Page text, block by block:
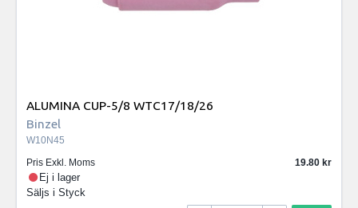
ALUMINA CUP-5/8 WTC17/18/26
Binzel
W10N45
Pris Exkl. Moms
19.80
Ej i lager
Säljs i Styck